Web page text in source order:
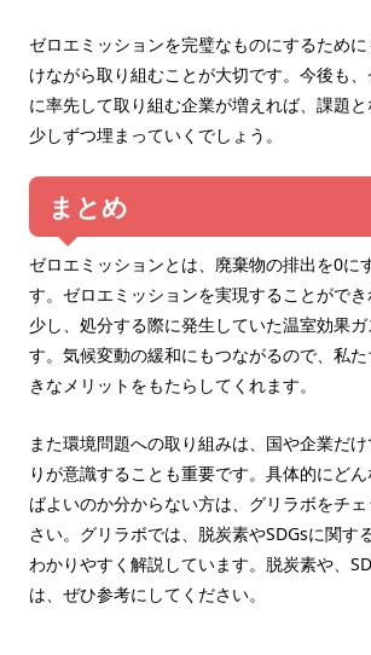
ゼロエミッションを完璧なものにするため
けながら取り組むことが大切です。今後も
に率先して取り組む企業が増えれば、課題
少しずつ埋まっていくでしょう。
まとめ
ゼロエミッションとは、廃棄物の排出を0に
す。ゼロエミッションを実現することがで
少し、処分する際に発生していた温室効果
す。気候変動の緩和にもつながるので、私
きなメリットをもたらしてくれます。
また環境問題への取り組みは、国や企業だ
りが意識することも重要です。具体的にど
ばよいのか分からない方は、グリラボをチ
さい。グリラボでは、脱炭素やSDGsに関す
わかりやすく解説しています。脱炭素や、
は、ぜひ参考にしてください。